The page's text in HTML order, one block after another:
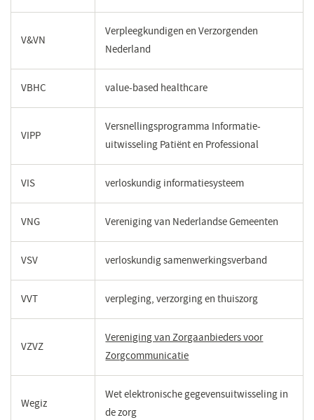
V&VN
Verpleegkundigen en Verzorgenden
Nederland
VBHC value-based healthcare
VIPP
Versnellingsprogramma Informatie-
uitwisseling Patiënt en Professional
VIS verloskundig informatiesysteem
VNG Vereniging van Nederlandse Gemeenten
VSV verloskundig samenwerkingsverband
VVT verpleging, verzorging en thuiszorg
VZVZ
Vereniging van Zorgaanbieders voor
Zorgcommunicatie
in
een
Wegiz
Wet elektronische gegevensuitwisseling in
de zorg